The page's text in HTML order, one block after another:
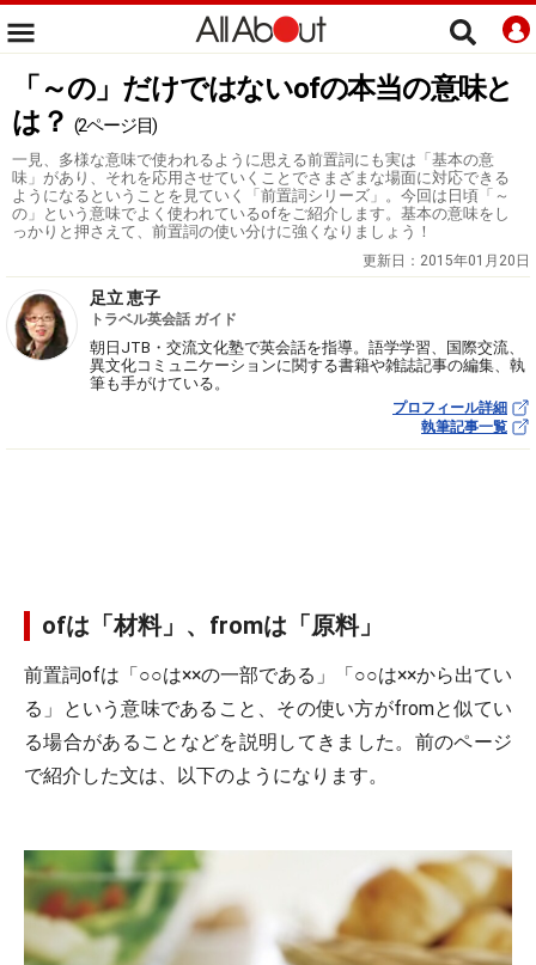
「～の」だけではないofの本当の意味と
は？ (2ページ目)
一見、多様な意味で使われるように思える前置詞にも実は「基本の意
味」があり、それを応用させていくことでさまざまな場面に対応できる
ようになるということを見ていく「前置詞シリーズ」。今回は日頃「～
の」という意味でよく使われているofをご紹介します。基本の意味をし
っかりと押さえて、前置詞の使い分けに強くなりましょう！
更新日： 2015年01月20日
足立 恵子
トラベル英会話 ガイド
朝日JTB・交流文化塾で英会話を指導。語学学習、国際交流、
異文化コミュニケーションに関する書籍や雑誌記事の編集、執
筆も手がけている。
プロフィール詳細
執筆記事一覧
ofは「材料」、fromは「原料」
前置詞ofは「○○は××の一部である」「○○は××から出てい
る」という意味であること、その使い方がfromと似てい
る場合があることなどを説明してきました。前のページ
で紹介した文は、以下のようになります。